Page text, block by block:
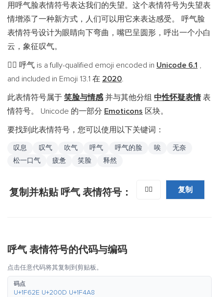
用呼气脸表情符号表达我们的失望。这个表情符号为失望表
情增添了一种新方式，人们可以用它来表达感受。 呼气脸
表情符号设计为眼睛向下弯曲，嘴巴呈圆形，呼出一个小白
云，象征叹气。
😮‍💨 呼气 is a fully-qualified emoji encoded in Unicode 6.1 ,
and included in Emoji 13.1 在 2020.
此表情符号属于 笑脸与情感并与其他分组 中性怀疑表情表
情符号。 Unicode 的一部分 Emoticons 区块。
要找到此表情符号，您可以使用以下关键词：
叹息 叹气 吹气 呼气 呼气的脸 唉
无奈
松一口气
疲惫 笑脸 释然
复制并粘贴 呼气 表情符号： 😮‍💨 复制
呼气 表情符号的代码与编码
点击任意代码将其复制到剪贴板。
码点
U+1F62E U+200D U+1F4A8